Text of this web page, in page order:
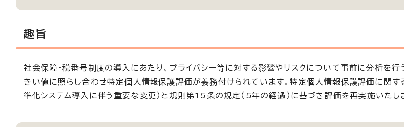
趣旨
社会保障・税番号制度の導入にあたり、プライバシー等に対する影響やリスクについて事前に分析を行
きい値に照らし合わせ特定個人情報保護評価が義務付けられています。特定個人情報保護評価に関す
準化システム導入に伴う重要な変更）と規則第15条の規定（5年の経過）に基づき評価を再実施いたし